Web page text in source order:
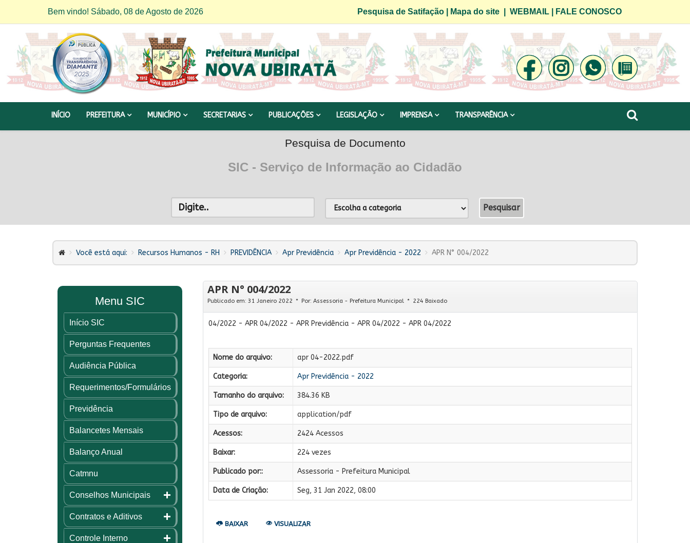
Bem vindo! Sábado, 08 de Agosto de 2026 Pesquisa de Satifação| Mapa do site| WEBMAIL| FALE CONOSCO
INÍCIO PREFEITURA MUNICÍPIO SECRETARIAS PUBLICAÇÕES LEGISLAÇÃO IMPRENSA TRANSPARÊNCIA
Pesquisa de Documento
SIC - Serviço de Informação ao Cidadão
Você está aqui: Recursos Humanos - RH PREVIDÊNCIA Apr Previdência Apr Previdência - 2022 APR N° 004/2022
Menu SIC
Início SIC
Perguntas Frequentes
Audiência Pública
Requerimentos/Formulários
Previdência
Balancetes Mensais
Balanço Anual
Catmnu
Conselhos Municipais
Contratos e Aditivos
Controle Interno
APR N° 004/2022
Publicado em: 31 Janeiro 2022 Por: Assessoria - Prefeitura Municipal 224 Baixado
04/2022 - APR 04/2022 - APR Previdência - APR 04/2022 - APR 04/2022
Nome do arquivo: apr 04-2022.pdf
Categoria: Apr Previdência - 2022
Tamanho do arquivo: 384.36 KB
Tipo de arquivo: application/pdf
Acessos: 2424 Acessos
Baixar: 224 vezes
Publicado por:: Assessoria - Prefeitura Municipal
Data de Criação: Seg, 31 Jan 2022, 08:00
BAIXAR VISUALIZAR